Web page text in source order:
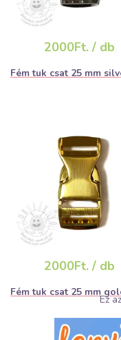
2000Ft. / db
Fém tuk csat 25 mm
2000Ft. / db
Fém tuk csat 25 mm
Ez